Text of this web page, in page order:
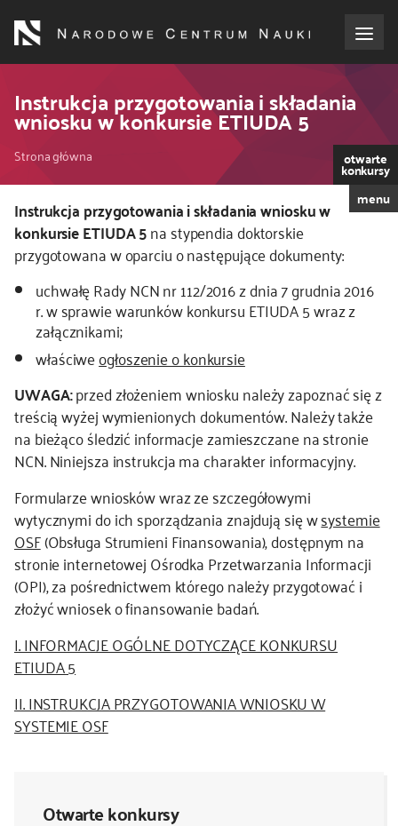
treści
dla wnioskodawców
dla realizujących projekty
dla ekspertów
efekty NCN
współpraca międzynarodowa
kontakt
Instrukcja przygotowania i składania
wniosku w konkursie ETIUDA 5
Ścieżka
nawigacyjna
Strona główna otwarte
konkursy
menu
Otwarte konkursy
Instrukcja przygotowania i składania wniosku w
konkursie ETIUDA 5na stypendia doktorskie
przygotowana w oparciu o następujące dokumenty:
uchwałę Rady NCN nr 112/2016 z dnia 7 grudnia 2016
r. w sprawie warunków konkursu ETIUDA 5 wraz z
załącznikami;
właściweogłoszenie o konkursie
UWAGA:przed złożeniem wniosku należy zapoznać się z
treścią wyżej wymienionych dokumentów. Należy także
na bieżąco śledzić informacje zamieszczane na stronie
NCN. Niniejsza instrukcja ma charakter informacyjny.
Formularze wniosków wraz ze szczegółowymi
wytycznymi do ich sporządzania znajdują się wsystemie
OSF(Obsługa Strumieni Finansowania), dostępnym na
stronie internetowej Ośrodka Przetwarzania Informacji
(OPI), za pośrednictwem którego należy przygotować i
złożyć wniosek o finansowanie badań.
I. INFORMACJE OGÓLNE DOTYCZĄCE KONKURSU
ETIUDA 5
II. INSTRUKCJA PRZYGOTOWANIA WNIOSKU W
SYSTEMIE OSF